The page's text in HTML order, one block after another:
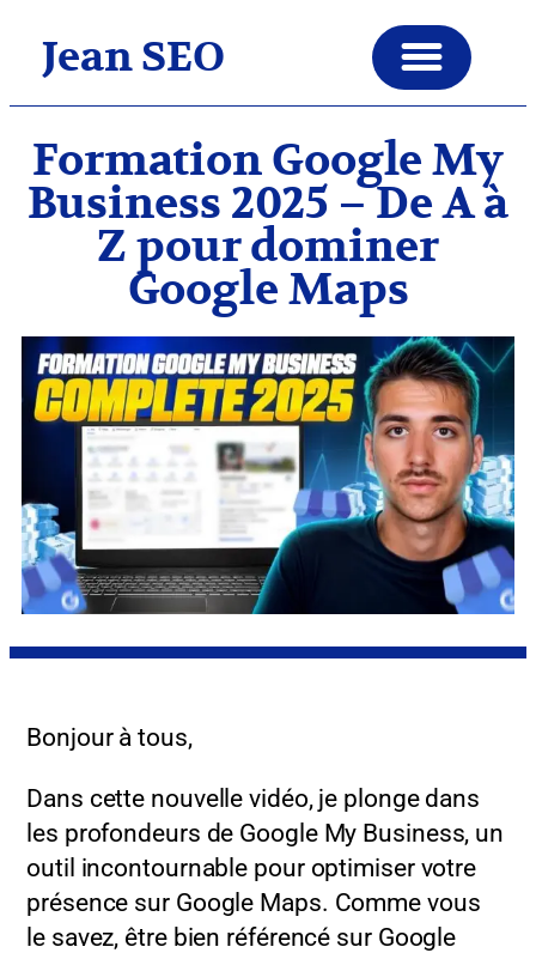
Jean SEO
Formation Google My
Business 2025 – De A à
Z pour dominer
Google Maps
Bonjour à tous,
Dans cette nouvelle vidéo, je plonge dans
les profondeurs de Google My Business, un
outil incontournable pour optimiser votre
présence sur Google Maps. Comme vous
le savez, être bien référencé sur Google